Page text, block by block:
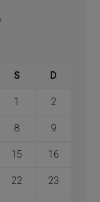
S D
1 2
8 9
15 16
22 23